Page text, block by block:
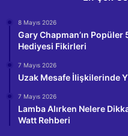
8 Mayıs 2026
Gary Chapman’ın Popüler
Hediyesi Fikirleri
7 Mayıs 2026
Uzak Mesafe İlişkilerinde
7 Mayıs 2026
Lamba Alırken Nelere
Watt Rehberi